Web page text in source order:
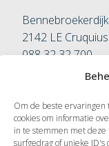
Om de beste ervaringen
cookies om informatie
in te stemmen met deze
surfgedrag of unieke
2142 LE Cruquius
088 32 32 700
3113 AA